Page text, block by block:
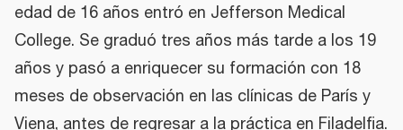
edad de 16 años entró en Jefferson Medical
College. Se graduó tres años más tarde a los 19
años y pasó a enriquecer su formación con 18
meses de observación en las clínicas de París y
Viena, antes de regresar a la práctica en Filadelfia.